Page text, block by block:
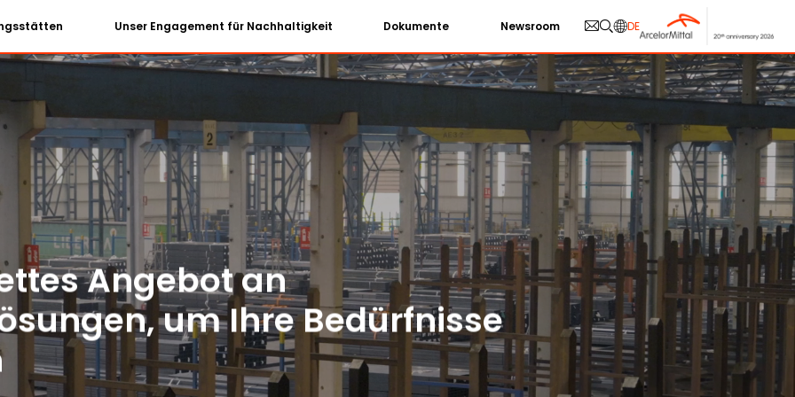
Unser Engagement für Nachhaltigkeit Dokumente Newsroom DE
Angebot an
um Ihre Bedürfnisse